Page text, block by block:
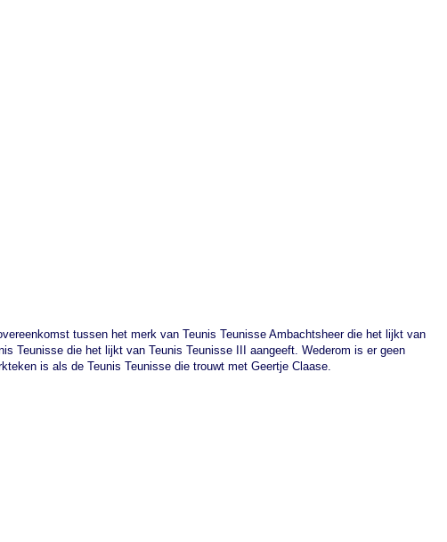
tussen het merk van Teunis Teunisse Ambachtsheer die het lijkt van
Teunisse die het lijkt van Teunis Teunisse III aangeeft. Wederom is er geen
is als de Teunis Teunisse die trouwt met Geertje Claase.